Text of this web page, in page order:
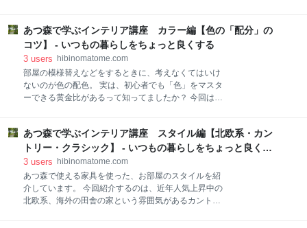
10：ひとり掛けソファでカフェのような空間をつくる
11：選ぶ家具の色や形で部屋は広く見える 12：小さ
くてもダイニングテーブルがあると生活が変わる 小
Search Consoleのアドレス変更 SEOの勉強 ブログペ
ージの改善 ブログ以外にしていたこと まとめと今後に
ついて 収益について まず収益についてですが、
Google AdSense（以下、アドセンス）による収益
は、2桁ほどでした。 収益が先月より減った原因とし
て、おそらくは先月行った、新ドメインに変更したの
メインへのアドレス変更がうまくできなくて、ドメイ
ンパワーが弱まったのかなと。 それ以外にも、色々と
原因は考え
あつ森で学ぶインテリア講座 カラー編【色の「配分」の
コツ】 - いつもの暮らしをちょっと良くする
3 users
hibinomatome.com
部屋の模様替えなどをするときに、考えなくてはいけ
ないのが色の配色。 実は、初心者でも「色」をマスタ
ーできる黄金比があるって知ってましたか？ 今回は、
ベースカラー 2. 部屋の色の印象を決定づけるメインカ
ラー 3. インテリアを引き締めるアクセントカラー ス
ポンサーリンク 色の「配分」のコツは７：２.５：０.
５ インテリア・カラーコーディネートと聞いて、皆さ
んはどんな意味を思い浮かべますか？ 本当の意味は、
部屋の中の色の調和をはかることなんです。 といって
あつ森で学ぶインテリア講座 スタイル編【北欧系・カン
トリー・クラシック】 - いつもの暮らしをちょっと良くす
る
3 users
hibinomatome.com
あつ森で使える家具を使った、お部屋のスタイルを紹
介しています。 今回紹介するのは、近年人気上昇中の
北欧系、海外の田舎の家という雰囲気があるカントリ